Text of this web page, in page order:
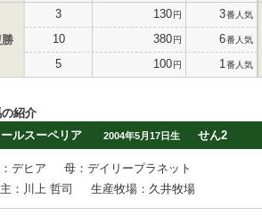
3 130円 3番人気
10 380円 6番人気
5 100円 1 番人気
の紹介
ルスーペリア
2004年5月17日生 せん2
デヒア
母：デイリープラネット
：川上 哲司
生産牧場：久井牧場